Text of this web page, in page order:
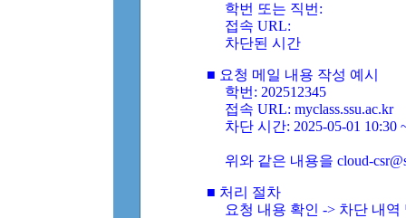
학번 또는 직번:
접속 URL:
차단된 시간
■ 요청 메일 내용 작성 예시
학번: 202512345
접속 URL: myclass.ssu.ac.kr
차단 시간: 2025-05-01 10:30
위와 같은 내용을 cloud-
■ 처리 절차
요청 내용 확인 -> 차단 내